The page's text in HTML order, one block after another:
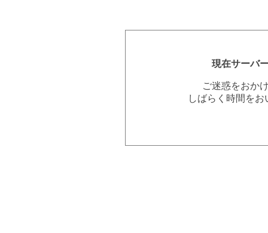
現在サーバ
ご迷惑をおか
しばらく時間を